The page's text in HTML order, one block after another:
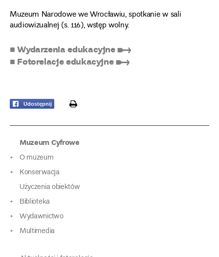
Muzeum Narodowe we Wrocławiu, spotkanie w sali
audiowizualnej (s. 116), wstęp wolny.
■ Wydarzenia edukacyjne ➸
■ Fotorelacje edukacyjne ➸
Udostępnij print
Muzeum Cyfrowe
O muzeum
Konserwacja
Użyczenia obiektów
Biblioteka
Wydawnictwo
Multimedia